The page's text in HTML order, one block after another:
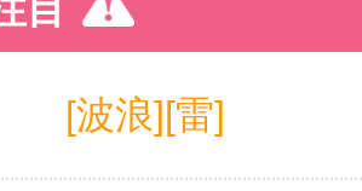
目
[波浪][雷]